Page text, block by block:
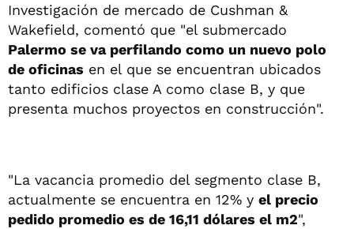
Investigación de mercado de Cushman &
Wakefield, comentó que "el submercado
Palermo se va perfilando como un nuevo polo
de oficinas en el que se encuentran ubicados
tanto edificios clase A como clase B, y que
presenta muchos proyectos en construcción".
"La vacancia promedio del segmento clase B,
actualmente se encuentra en 12% y el precio
pedido promedio es de 16,11 dólares el m2",